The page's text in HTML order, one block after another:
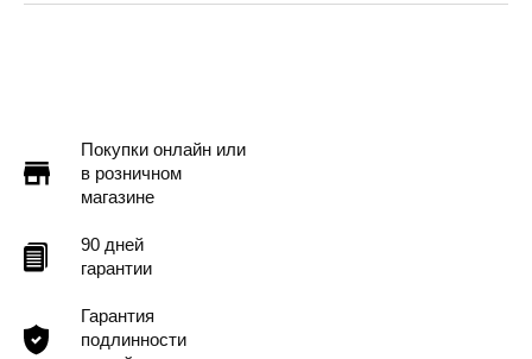
Пермь — бесплатно
Покупки онлайн или
в розничном
магазине
90 дней
гарантии
Гарантия
подлинности